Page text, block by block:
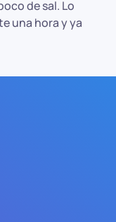
de sal. Lo
una hora y ya